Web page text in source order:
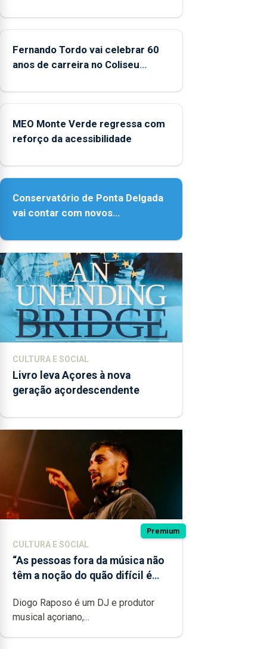
Fernando Tordo vai celebrar 60
anos de carreira no Coliseu
MEO Monte Verde regressa com
reforço da acessibilidade
Conservatório de Ponta Delgada
vai contar com novos
CULTURA E SOCIAL
Livro leva Açores à nova
geração açordescendente
Premium
CULTURA E SOCIAL
“As pessoas fora da música não
têm a noção do quão difícil é
Diogo Raposo é um DJ e produtor
musical açoriano,...